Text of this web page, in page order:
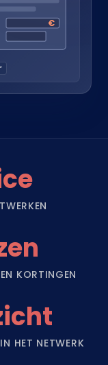
€
KORTINGEN
HET NETWERK